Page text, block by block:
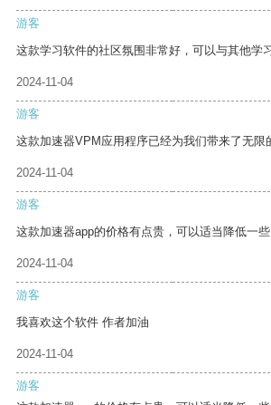
游客
这款学习软件的社区氛围非常好，可以与其他学
2024-11-04
游客
这款加速器VPM应用程序已经为我们带来了无限
2024-11-04
游客
这款加速器app的价格有点贵，可以适当降低一些
2024-11-04
游客
我喜欢这个软件 作者加油
2024-11-04
游客